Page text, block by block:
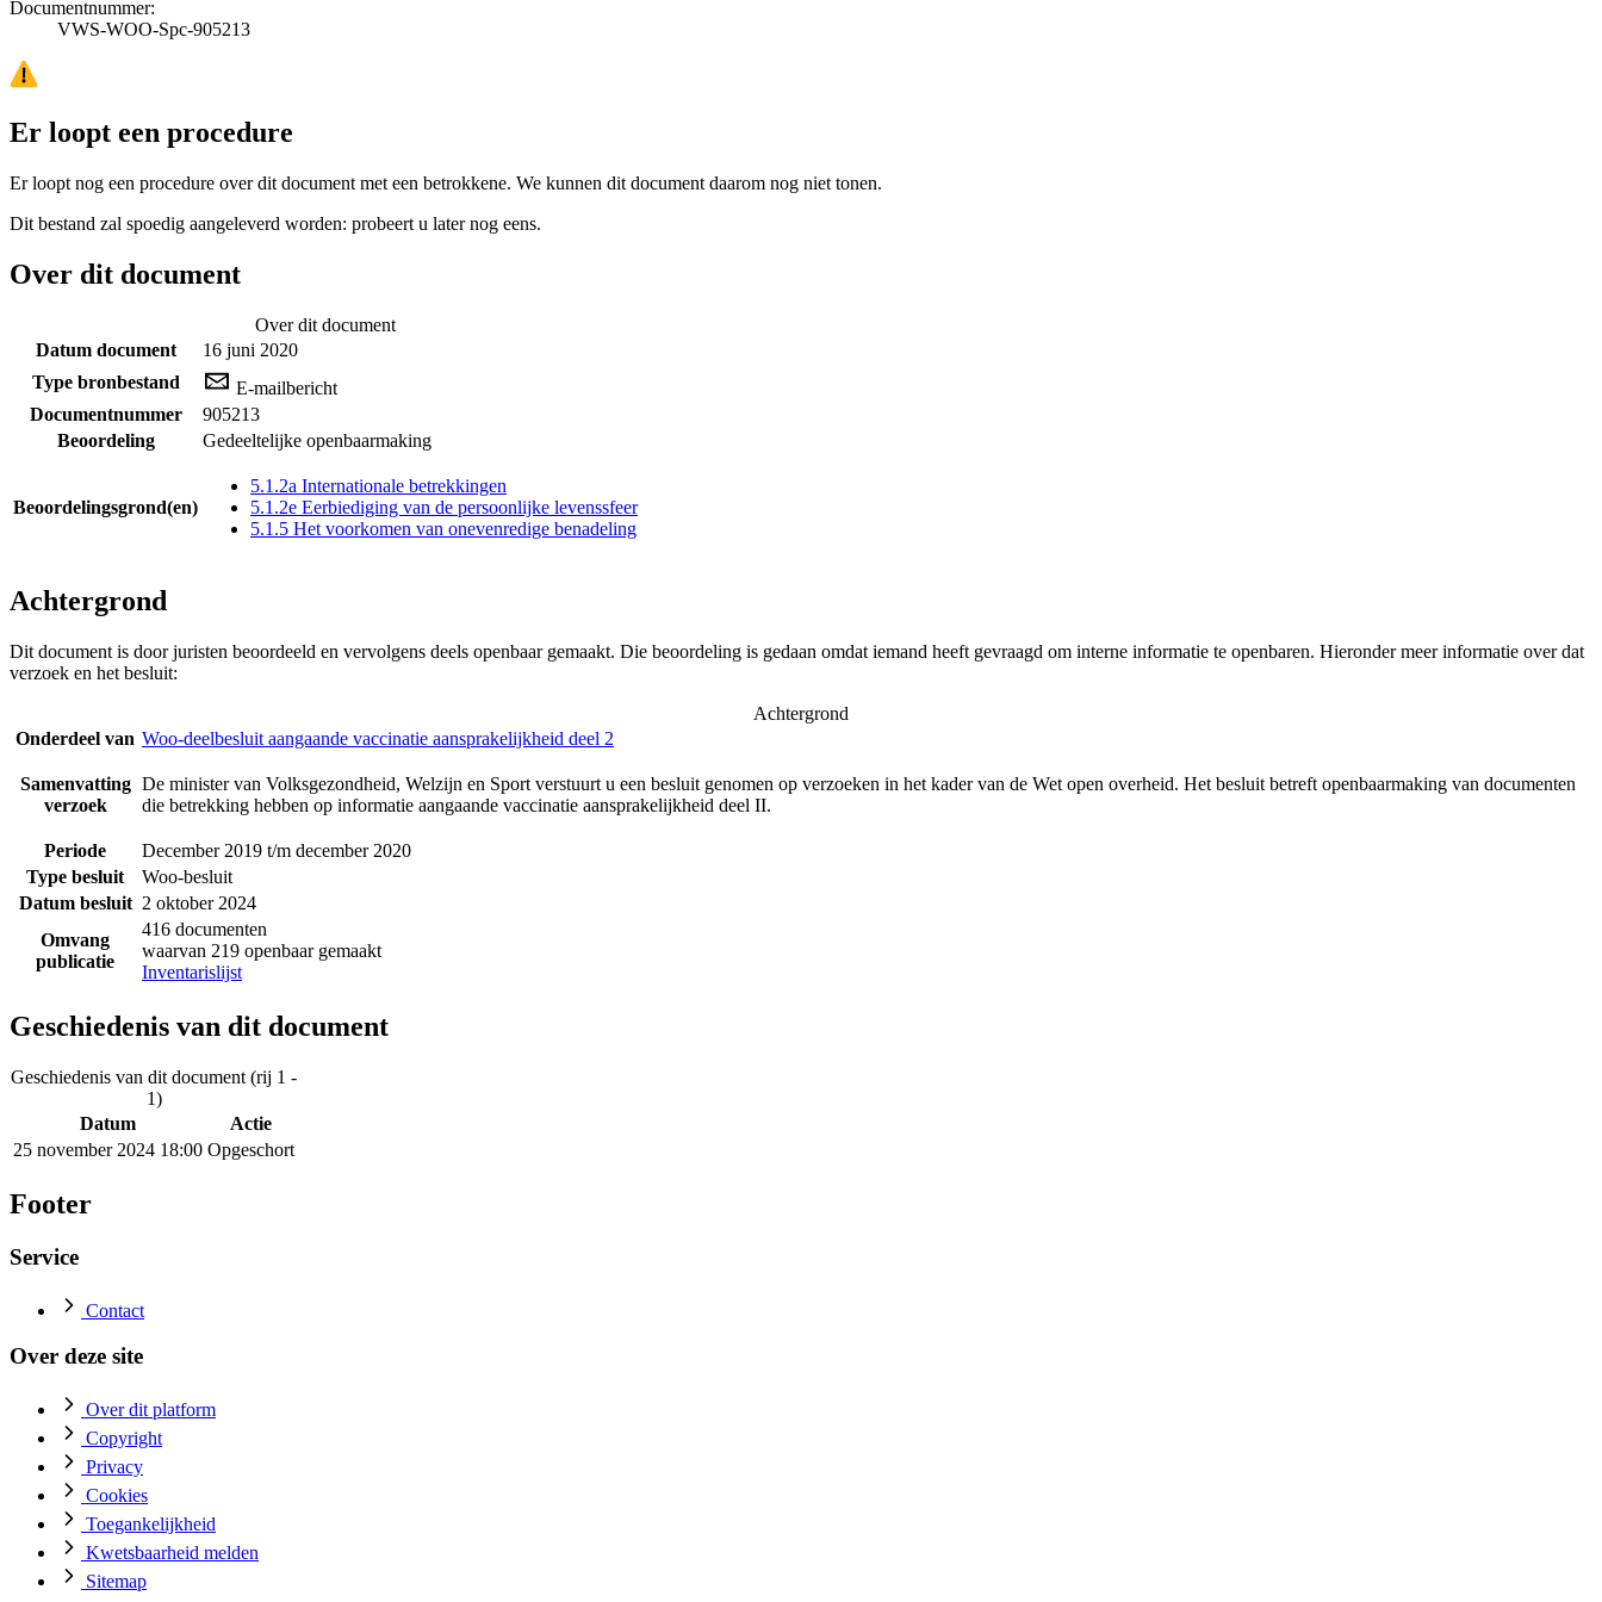
Documentnummer:
VWS-WOO-Spc-905213
Er loopt een procedure
Er loopt nog een procedure over dit document met een betrokkene. We kunnen dit document daarom nog niet tonen.
Dit bestand zal spoedig aangeleverd worden: probeert u later nog eens.
Over dit document
Over dit document
Datum document
16 juni 2020
Type bronbestand
E-mailbericht
Documentnummer
905213
Beoordeling
Gedeeltelijke openbaarmaking
Beoordelingsgrond(en)
5.1.2a Internationale betrekkingen
5.1.2e Eerbiediging van de persoonlijke levenssfeer
5.1.5 Het voorkomen van onevenredige benadeling
Achtergrond
Dit document is door juristen beoordeeld en vervolgens deels openbaar gemaakt. Die beoordeling is gedaan omdat iemand heeft gevraagd om interne informatie te openbaren. Hieronder meer informatie over dat
verzoek en het besluit:
Achtergrond
Onderdeel van Woo-deelbesluit aangaande vaccinatie aansprakelijkheid deel 2
Samenvatting
verzoek
De minister van Volksgezondheid, Welzijn en Sport verstuurt u een besluit genomen op verzoeken in het kader van de Wet open overheid. Het besluit betreft openbaarmaking van documenten
die betrekking hebben op informatie aangaande vaccinatie aansprakelijkheid deel II.
Periode
December 2019 t/m december 2020
Type besluit
Woo-besluit
Datum besluit 2 oktober 2024
Omvang
publicatie
416 documenten
waarvan 219 openbaar gemaakt
Inventarislijst
Geschiedenis van dit document
Geschiedenis van dit document (rij 1 -
1)
Datum
Actie
25 november 2024 18:00 Opgeschort
Footer
Service
Contact
Over deze site
Over dit platform
Copyright
Privacy
Cookies
Toegankelijkheid
Kwetsbaarheid melden
Sitemap